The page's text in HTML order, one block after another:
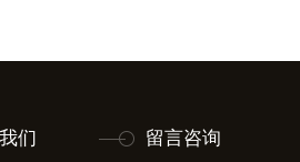
们 留言咨询